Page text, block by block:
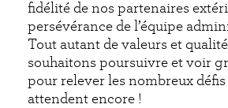
fidélité de nos partenaires
persévérance de l’équipe
Tout autant de valeurs et
souhaitons poursuivre et voir
pour relever les nombreux
attendent encore !